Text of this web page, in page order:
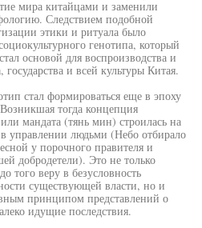
мира китайцами и заменили
Следствием подобной
этики и ритуала было
генотипа, который
основой для воспроизводства и
и всей культуры Китая.
стал формироваться еще в эпоху
тогда концепция
мандата (тянь мин) строилась на
управлении людьми (Небо отбирало
у порочного правителя и
добродетели). Это не только
того веру в безусловность
существующей власти, но и
принципом представлений о
идущие последствия.